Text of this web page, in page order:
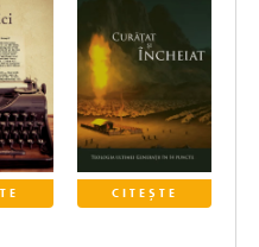
CITEȘTE